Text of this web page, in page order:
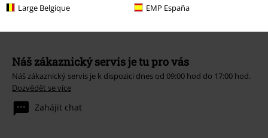
Large Belgique EMP España
Náš zákaznický servis je tu pro vás
Náš zákaznický servis je k dispozici dnes od 09:00 hod do 17:00 hod.
Dozvědět se více
Zahájit chat